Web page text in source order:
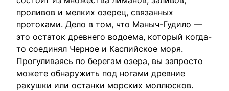
проливов и мелких озерец, связанных
протоками. Дело в том, что Маныч-Гудило —
это остаток древнего водоема, который когда-
то соединял Черное и Каспийское моря.
Прогуливаясь по берегам озера, вы запросто
можете обнаружить под ногами древние
ракушки или останки морских моллюсков.